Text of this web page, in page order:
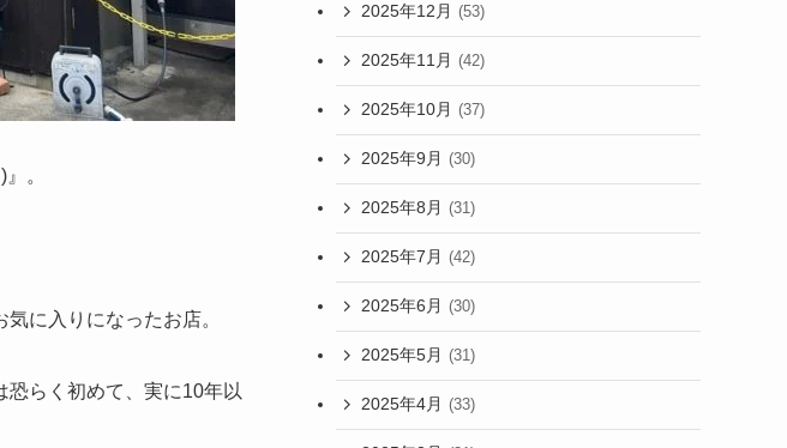
。
に入りになったお店。
らく初めて、実に10年以
2025年12月 (53)
2025年11月 (42)
2025年10月 (37)
2025年9月 (30)
2025年8月 (31)
2025年7月 (42)
2025年6月 (30)
2025年5月 (31)
2025年4月 (33)